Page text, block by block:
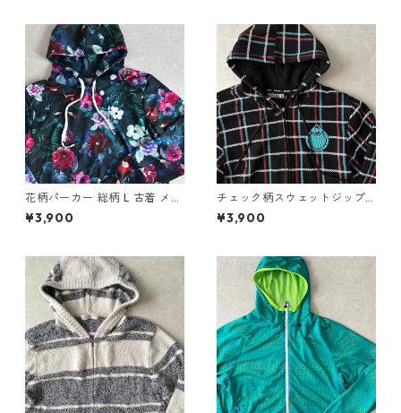
花柄パーカー 総柄 L 古着 メン
ズ
¥3,900
チェック柄スウェットジップ
アップパーカー チェック柄 M
古着 メンズ
¥3,900